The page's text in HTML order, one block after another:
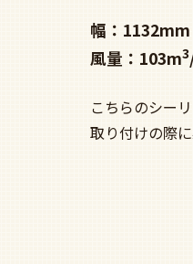
幅：1132mm
風量：103m3
こちらのシー
取り付けの際